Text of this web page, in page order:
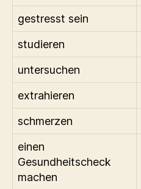
gestresst sein
studieren
untersuchen
extrahieren
schmerzen
einen
Gesundheitscheck
machen